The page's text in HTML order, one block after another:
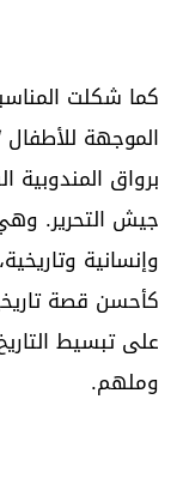
كما شكلت
الموجهة للأطفال
برواق المندوبية
جيش التحرير.
وإنسانية
على تبسيط
وملهم.